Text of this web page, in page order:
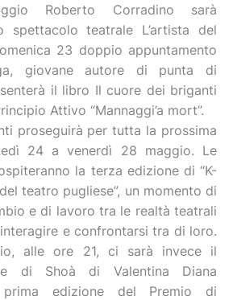
Roberto Corradino sarà
spettacolo teatrale L’artista del
23 doppio appuntamento
giovane autore di punta di
il libro Il cuore dei briganti
Attivo “Mannaggi’a mort”.
proseguirà per tutta la prossima
24 a venerdì 28 maggio. Le
la terza edizione di “K-
teatro pugliese”, un momento di
e di lavoro tra le realtà teatrali
e confrontarsi tra di loro.
alle ore 21, ci sarà invece il
di Shoà di Valentina Diana
edizione del Premio di